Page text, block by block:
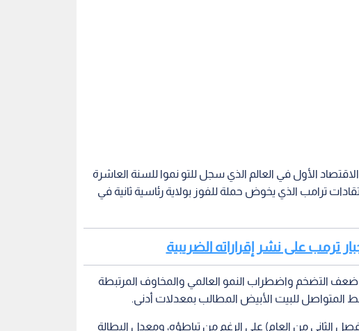
الأول في العالم الذي سجل للتو نموا للسنة العاشرة
ترامب الذي يخوض حملة للفوز بولاية رئاسية ثانية في
ترمب على نشر إقراراته الضريبية
ضعف التضخم واضطراب النمو العالمي والمخاوف المرتبطة
المتواصل للبيت الأبيض المطالب بمعدلات أدنى.
الأمريكي متينا (+2,1 بالمئة في الفصل الثاني من العام) على الرغم من تباطؤه، ومعدل البطالة